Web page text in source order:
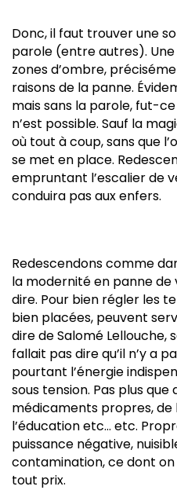
Donc, il faut trouver une
parole (entre autres).
zones d’ombre,
raisons de la panne.
mais sans la parole, fut-
n’est possible. Sauf la
où tout à coup, sans que
se met en place.
empruntant l’escalier de
conduira pas aux enfers.
Redescendons comme
la modernité en panne de
dire. Pour bien régler les
bien placées, peuvent
dire de Salomé Lellouche,
fallait pas dire qu’il n’y a
pourtant l’énergie
sous tension. Pas plus
médicaments propres, de
l’éducation etc… etc.
puissance négative,
contamination, ce dont
tout prix.